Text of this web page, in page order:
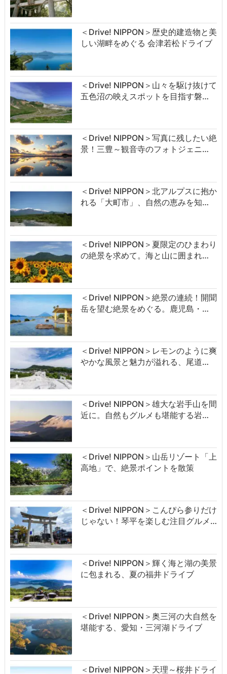
＜Drive! NIPPON＞歴史的建造物と美
しい湖畔をめぐる 会津若松ドライブ
＜Drive! NIPPON＞山々を駆け抜けて
五色沼の映えスポットを目指す磐…
＜Drive! NIPPON＞写真に残したい絶
景！三豊～観音寺のフォトジェニ…
＜Drive! NIPPON＞北アルプスに抱か
れる「大町市」、自然の恵みを知…
＜Drive! NIPPON＞夏限定のひまわり
の絶景を求めて。海と山に囲まれ…
＜Drive! NIPPON＞絶景の連続！開聞
岳を望む絶景をめぐる。鹿児島・…
＜Drive! NIPPON＞レモンのように爽
やかな風景と魅力が溢れる、尾道…
＜Drive! NIPPON＞雄大な岩手山を間
近に。自然もグルメも堪能する岩…
＜Drive! NIPPON＞山岳リゾート「上
高地」で、絶景ポイントを散策
＜Drive! NIPPON＞こんぴら参りだけ
じゃない！琴平を楽しむ注目グルメ…
＜Drive! NIPPON＞輝く海と湖の美景
に包まれる、夏の福井ドライブ
＜Drive! NIPPON＞奥三河の大自然を
堪能する、愛知・三河湖ドライブ
＜Drive! NIPPON＞天理～桜井ドライ